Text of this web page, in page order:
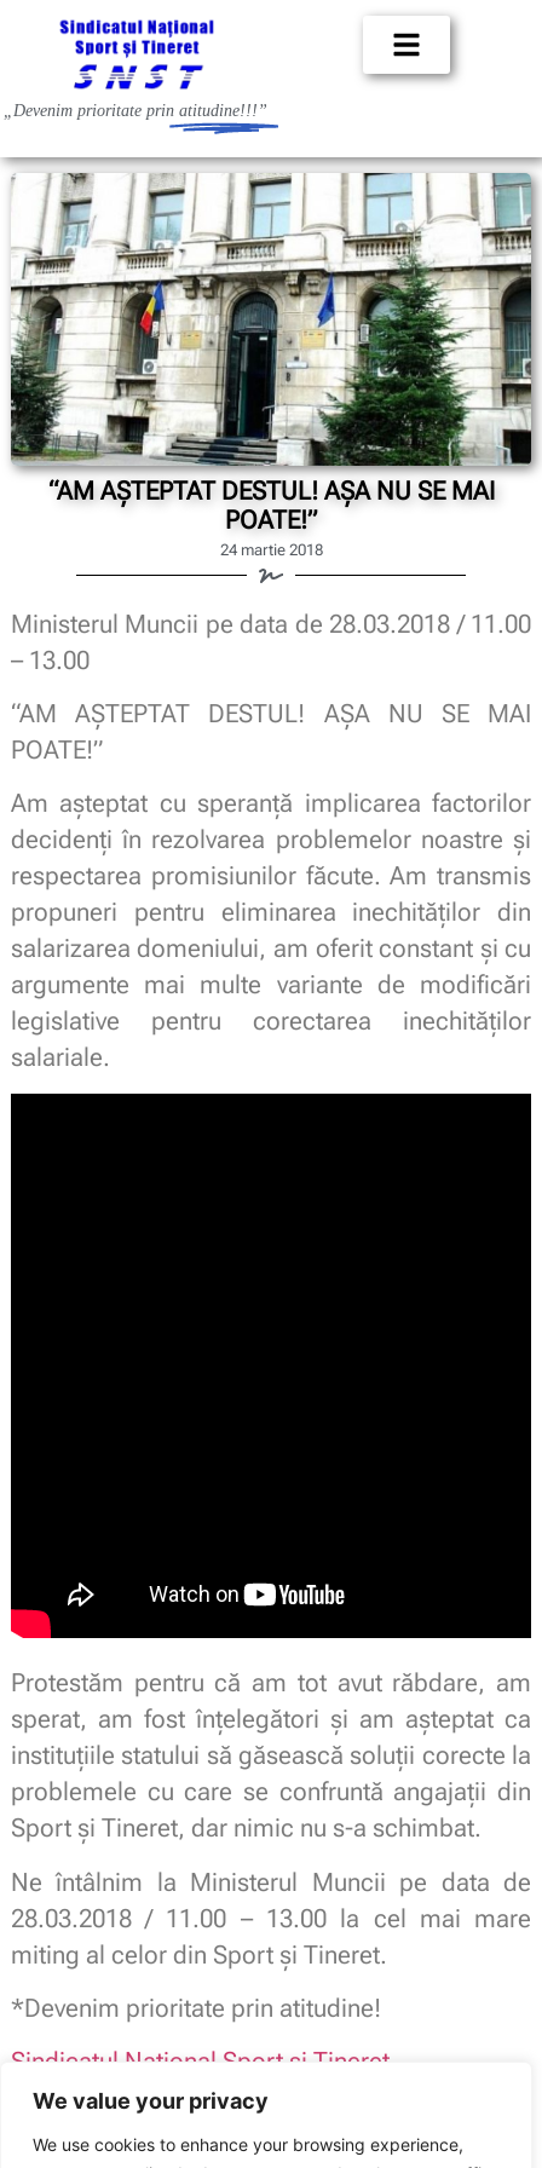
We value your privacy
We use cookies to enhance your browsing experience,
„Devenim prioritate prin atitudine!!!”
“AM AŞTEPTAT DESTUL! AŞA NU SE MAI
POATE!”
24 martie 2018
Ministerul Muncii pe data de 28.03.2018 / 11.00
– 13.00
“AM AŞTEPTAT DESTUL! AŞA NU SE MAI
POATE!”
Am aşteptat cu speranță implicarea factorilor
decidenţi în rezolvarea problemelor noastre şi
respectarea promisiunilor făcute. Am transmis
propuneri pentru eliminarea inechităţilor din
salarizarea domeniului, am oferit constant și cu
argumente mai multe variante de modificări
legislative pentru corectarea inechităţilor
salariale.
Protestăm pentru că am tot avut răbdare, am
sperat, am fost înțelegători și am așteptat ca
instituţiile statului să găsească soluții corecte la
problemele cu care se confruntă angajaţii din
Sport şi Tineret, dar nimic nu s-a schimbat.
Ne întâlnim la Ministerul Muncii pe data de
28.03.2018 / 11.00 – 13.00 la cel mai mare
miting al celor din Sport şi Tineret.
*Devenim prioritate prin atitudine!
Sindicatul Naţional Sport şi Tineret
AfiliatFederatia Publisind
MembruBlocul National Sindical – BNS –